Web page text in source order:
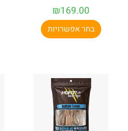
₪169.00
בחר אפשרויות